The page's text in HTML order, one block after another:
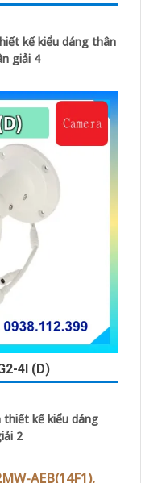
kế kiểu dáng thân
giải 4
4I (D)
thiết kế kiểu dáng
2